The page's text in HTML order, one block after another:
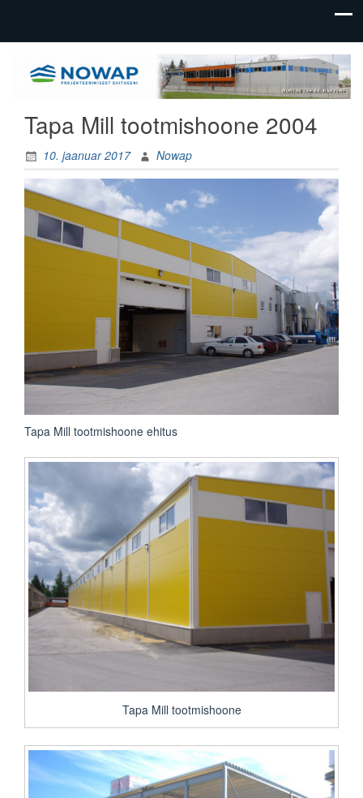
Nowap
üldehitus,
tootmishoonete
Tapa Mill tootmishoone 2004
10. jaanuar 2017 Nowap
Tapa Mill tootmishoone ehitus
Tapa Mill tootmishoone